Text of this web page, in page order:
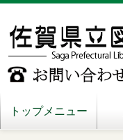
トップメニュー